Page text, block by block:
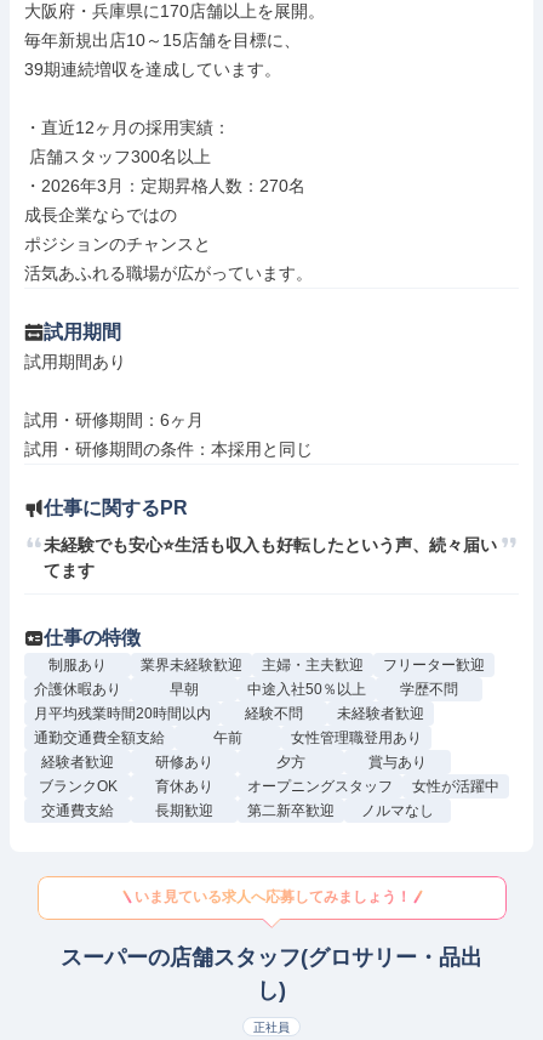
大阪府・兵庫県に170店舗以上を展開。
毎年新規出店10～15店舗を目標に、
39期連続増収を達成しています。
・直近12ヶ月の採用実績：
・2026年3月：定期昇格人数：270名
成長企業ならではの
ポジションのチャンスと
活気あふれる職場が広がっています。
試用期間
試用期間あり
試用・研修期間：6ヶ月
仕事に関するPR
未経験でも安心⭐生活も収入も好転したという声、続々届い
てます
仕事の特徴
制服あり 業界未経験歓迎 主婦・主夫歓迎
フリーター歓迎
介護休暇あり
早朝 中途入社50％以上
学歴不問
月平均残業時間20時間以内
経験不問
未経験者歓迎
通勤交通費全額支給
午前
女性管理職登用あり
経験者歓迎
研修あり 夕方
賞与あり
ブランクOK
育休あり オープニングスタッフ
女性が活躍中
交通費支給
長期歓迎 第二新卒歓迎 ノルマなし
いま見ている求人へ応募してみましょう！
スーパーの店舗スタッフ(グロサリー・品出
し)
正社員